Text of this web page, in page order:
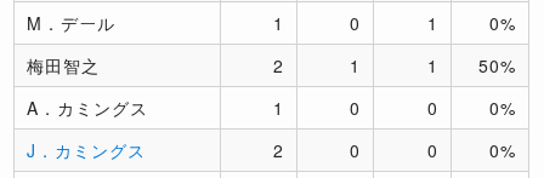
M．デール
1 0 1
0%
梅田智之
2 1 1
50%
A．カミングス
1 0 0
0%
J．カミングス
2 0 0
0%